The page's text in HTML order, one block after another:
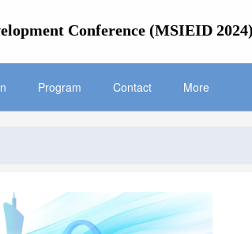
Conference (MSIEID 2024)
Program Contact More